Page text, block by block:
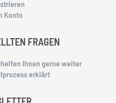
Konto
FRAGEN
helfen Ihnen gerne weiter
erklärt